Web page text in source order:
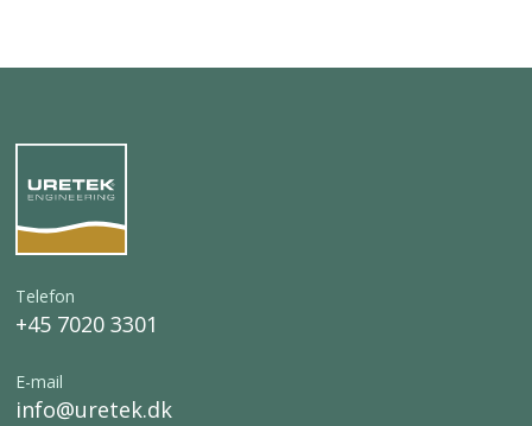
Telefon
+45 7020 3301
E-mail
info@uretek.dk